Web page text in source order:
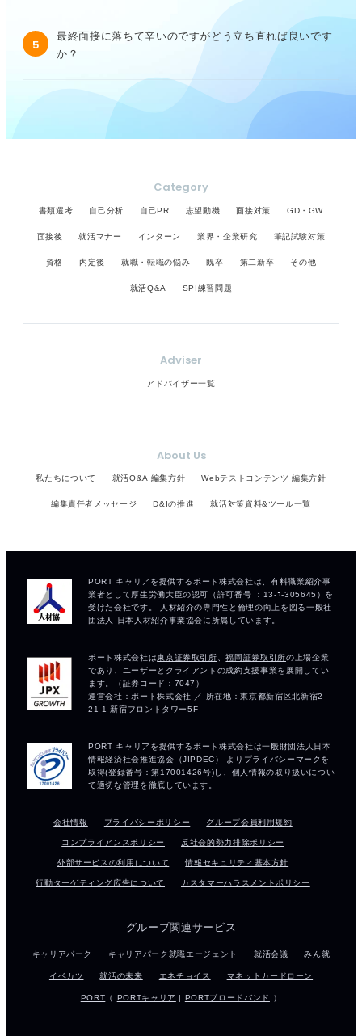
5
最終面接に落ちて辛いのですがどう立ち直れば良いです
か？
Category
書類選考 自己分析 自己PR 志望動機 面接対策 GD・GW
面接後 就活マナー インターン 業界・企業研究 筆記試験対策
資格 内定後 就職・転職の悩み 既卒 第二新卒 その他
就活Q&A SPI練習問題
Adviser
アドバイザー一覧
About Us
私たちについて 就活Q&A 編集方針 Webテストコンテンツ 編集方針
編集責任者メッセージ D&Iの推進 就活対策資料&ツール一覧
会社情報 プライバシーポリシー グループ会員利用規約
コンプライアンスポリシー 反社会的勢力排除ポリシー
外部サービスの利用について 情報セキュリティ基本方針
行動ターゲティング広告について カスタマーハラスメントポリシー